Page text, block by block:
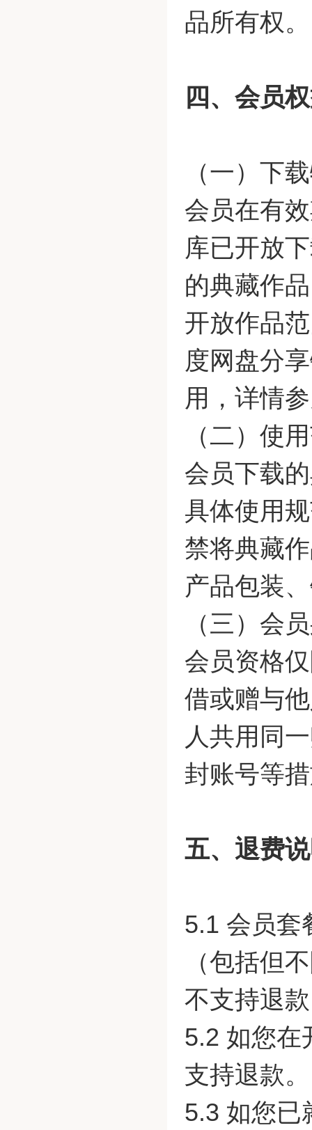
品所有权。
四、会员
（一）下
会员在有
库已开放
的典藏作
开放作品
度网盘分
用，详情
（二）使
会员下载
具体使用
禁将典藏
产品包装
（三）会
会员资格
借或赠与
人共用同
封账号等
五、退费
5.1 会员套
（包括但
不支持退
5.2 如您在
支持退款。
5.3 如您已